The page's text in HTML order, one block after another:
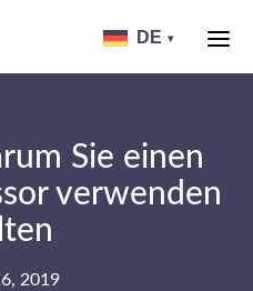
DE ▾
Sie einen
verwenden
2019